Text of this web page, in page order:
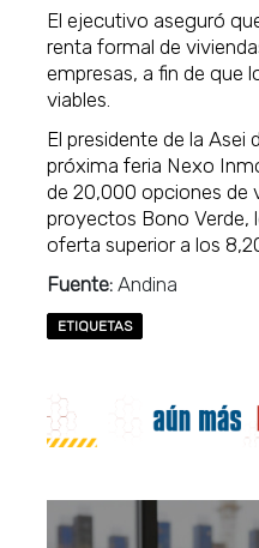
El ejecutivo aseguró
renta formal de
empresas, a fin de que
viables.
El presidente de la Asei
próxima feria Nexo
de 20,000 opciones de
proyectos Bono Verde,
oferta superior a los
Fuente: Andina
ETIQUETAS